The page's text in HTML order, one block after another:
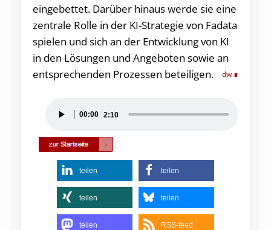
eingebettet. Darüber hinaus werde sie eine
zentrale Rolle in der KI-Strategie von Fadata
spielen und sich an der Entwicklung von KI
in den Lösungen und Angeboten sowie an
entsprechenden Prozessen beteiligen.
dw
Player
00:00 2:10
teilen teilen
teilen teilen
teilen RSS-feed